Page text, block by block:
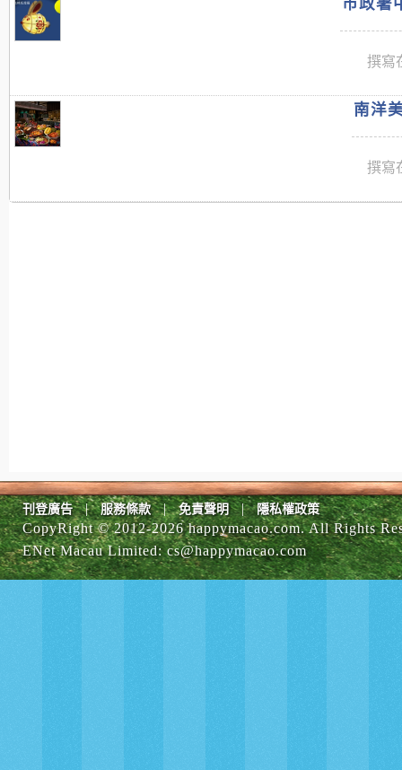
撰寫
南洋
撰寫
刊登廣告 | 服務條款 | 免責聲明 | 隱私權政策
CopyRight © 2012-2026 happymacao.com. All Rights
ENet Macau Limited:cs@happymacao.com